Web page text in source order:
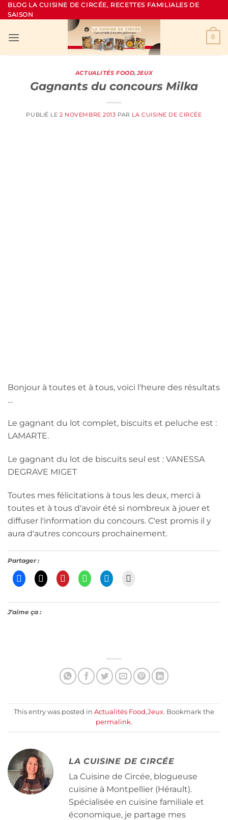
Passer
au
BLOG LA CUISINE DE CIRCÉE, RECETTES FAMILIALES DE
SAISON
0
ACTUALITÉS FOOD,JEUX
Gagnants du concours Milka
PUBLIÉ LE2 NOVEMBRE 2013 PAR LA CUISINE DE CIRCÉE
Bonjour à toutes et à tous, voici l'heure des résultats
…
Le gagnant du lot complet, biscuits et peluche est :
LAMARTE.
Le gagnant du lot de biscuits seul est : VANESSA
DEGRAVE MIGET
Toutes mes félicitations à tous les deux, merci à
toutes et à tous d'avoir été si nombreux à jouer et
diffuser l'information du concours. C'est promis il y
aura d'autres concours prochainement.
Partager :
J’aime ça :
This entry was posted in Actualités Food,Jeux. Bookmark the
permalink.
LA CUISINE DE CIRCÉE
La Cuisine de Circée, blogueuse
cuisine à Montpellier (Hérault).
Spécialisée en cuisine familiale et
économique, je partage mes